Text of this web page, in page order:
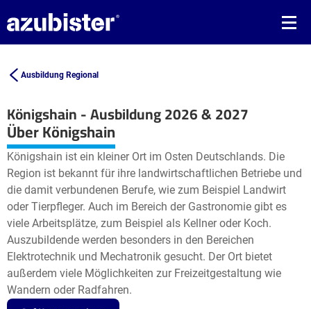
Ausbildung Regional
Königshain - Ausbildung 2026 & 2027
+
−
Leaflet| © OpenStreetMap2
Über Königshain
Königshain ist ein kleiner Ort im Osten Deutschlands. Die
Region ist bekannt für ihre landwirtschaftlichen Betriebe und
die damit verbundenen Berufe, wie zum Beispiel Landwirt
oder Tierpfleger. Auch im Bereich der Gastronomie gibt es
viele Arbeitsplätze, zum Beispiel als Kellner oder Koch.
Auszubildende werden besonders in den Bereichen
Elektrotechnik und Mechatronik gesucht. Der Ort bietet
außerdem viele Möglichkeiten zur Freizeitgestaltung wie
Wandern oder Radfahren.